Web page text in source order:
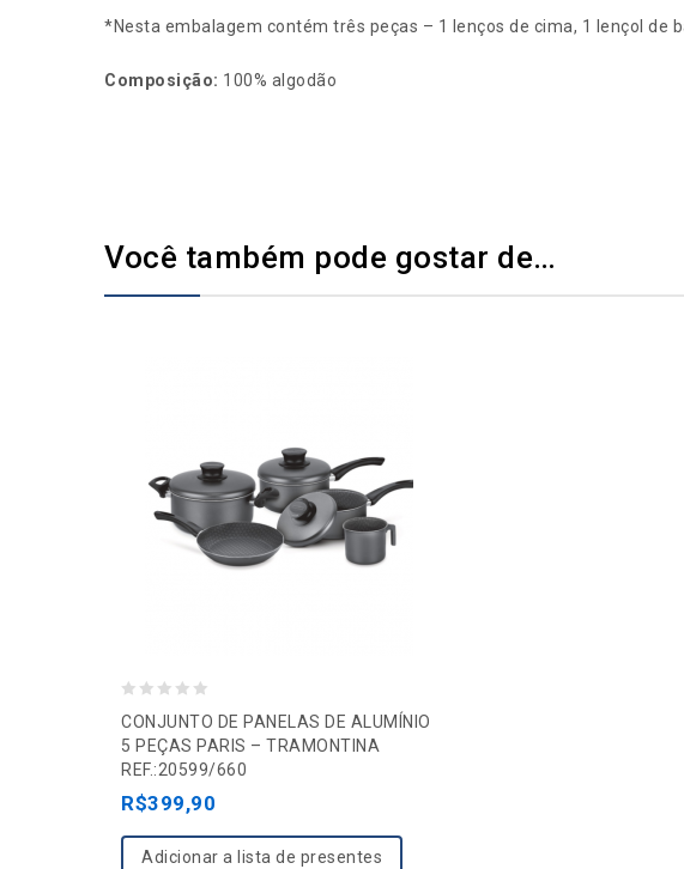
*Nesta embalagem contém três peças – 1 lenços de cima, 1 lençol de
Composição: 100% algodão
Você também pode gostar de…
o
u
t
CONJUNTO DE PANELAS DE ALUMÍNIO
5 PEÇAS PARIS – TRAMONTINA
REF.:20599/660
R$399,90
Adicionar a lista de presentes